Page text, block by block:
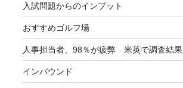
入試問題からのインプット
おすすめゴルフ場
人事担当者、98％が疲弊 米英で調査結果
インバウンド